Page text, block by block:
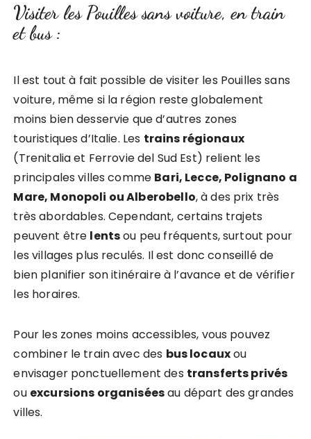
Visiter les Pouilles sans voiture, en train
et bus :
Il est tout à fait possible de visiter les Pouilles sans
voiture, même si la région reste globalement
moins bien desservie que d’autres zones
touristiques d’Italie. Les trains régionaux
(Trenitalia et Ferrovie del Sud Est) relient les
principales villes comme Bari, Lecce, Polignano a
Mare, Monopoli ou Alberobello, à des prix très
très abordables. Cependant, certains trajets
peuvent être lentsou peu fréquents, surtout pour
les villages plus reculés. Il est donc conseillé de
bien planifier son itinéraire à l’avance et de vérifier
les horaires.
Pour les zones moins accessibles, vous pouvez
combiner le train avec des bus locauxou
envisager ponctuellement des transferts privés
ou excursions organiséesau départ des grandes
villes.